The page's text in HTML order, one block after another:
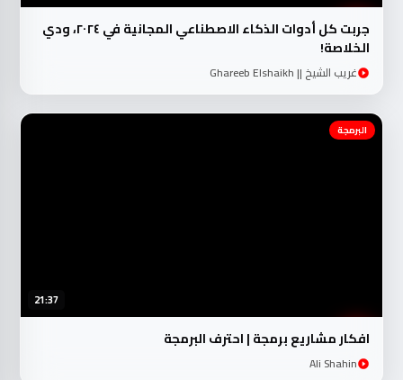
جربت كل أدوات الذكاء الاصطناعي المجانية في ٢٠٢٤، ودي
الخلاصة!
غريب الشيخ || Ghareeb Elshaikh
21:37
البرمجة
افكار مشاريع برمجة | احترف البرمجة
Ali Shahin